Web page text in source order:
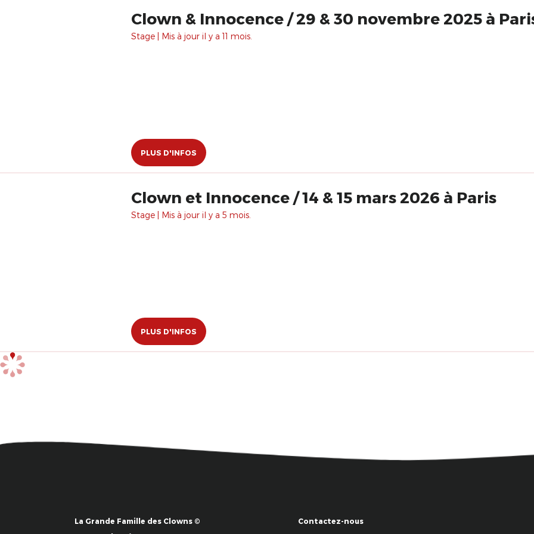
Clown & Innocence / 29 & 30 novembre 2025 à
Stage | Mis à jour il y a 11 mois.
PLUS D'INFOS
Clown et Innocence / 14 & 15 mars 2026 à Paris
Stage | Mis à jour il y a 5 mois.
PLUS D'INFOS
La Grande Famille des Clowns ©
Contactez-nous